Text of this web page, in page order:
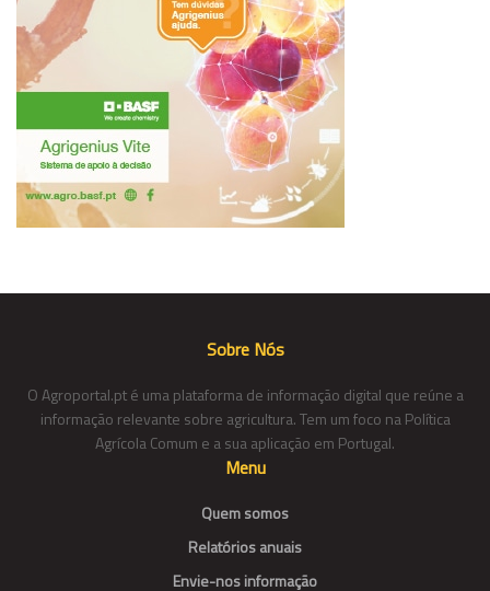
Sobre Nós
O Agroportal.pt é uma plataforma de informação digital que reúne a
informação relevante sobre agricultura. Tem um foco na Política
Agrícola Comum e a sua aplicação em Portugal.
Menu
Quem somos
Relatórios anuais
Envie-nos informação